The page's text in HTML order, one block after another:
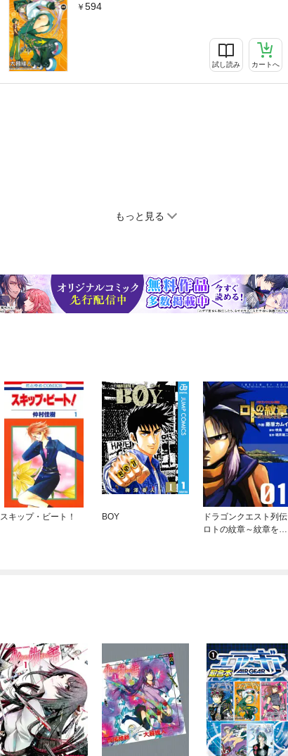
594
試し読み カートへ
もっと見る
スキップ・ビート！ BOY
ドラゴンクエスト列伝
ロトの紋章～紋章を継